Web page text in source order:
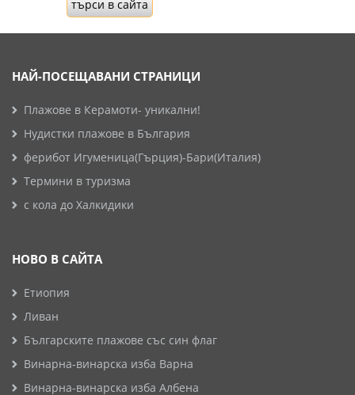
НАЙ-ПОСЕЩАВАНИ СТРАНИЦИ
Плажове в Керамоти- уникални!
Нудистки плажове в България
ферибот Игуменица(Гърция)-Бари(Италия)
Термини в туризма
с кола до Халкидики
НОВО В САЙТА
Етиопия
Ливан
Българските плажове със син флаг
Винарна-винарска изба Варна
Винарна-винарска изба Албена